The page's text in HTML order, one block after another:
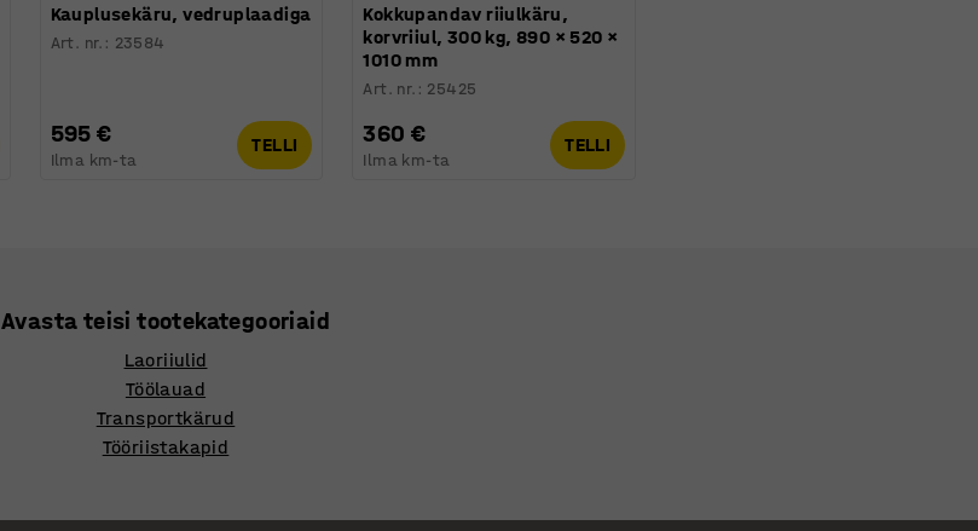
Kauplusekäru, vedruplaadiga
Art. nr. : 23584
595 €
Ilma km-ta
TELLI
Kokkupandav riiulkäru,
korvriiul, 300 kg, 890 × 520 ×
1010 mm
Art. nr. : 25425
360 €
Ilma km-ta
TELLI
Avasta teisi tootekategooriaid
Laoriiulid
Töölauad
Transportkärud
Tööriistakapid